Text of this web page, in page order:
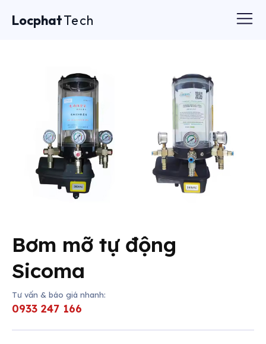
LocphatTech
Bơm mỡ tự động
Sicoma
Tư vấn & báo giá nhanh:
0933 247 166